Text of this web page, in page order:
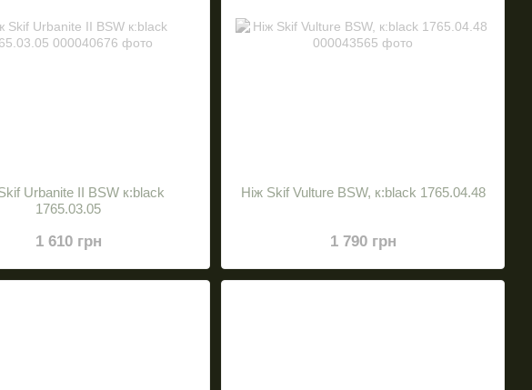
Urbanite II BSW к:black
1765.03.05
1 610 грн
Ніж Skif Vulture BSW, к:black 1765.04.48
1 790 грн